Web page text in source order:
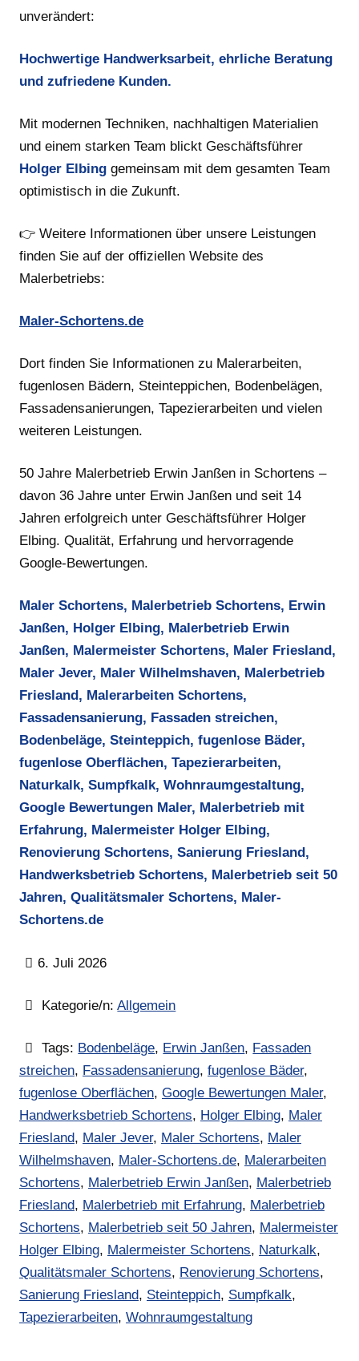
unverändert:
Hochwertige Handwerksarbeit, ehrliche Beratung
und zufriedene Kunden.
Mit modernen Techniken, nachhaltigen Materialien
und einem starken Team blickt Geschäftsführer
Holger Elbing gemeinsam mit dem gesamten Team
optimistisch in die Zukunft.
👉 Weitere Informationen über unsere Leistungen
finden Sie auf der offiziellen Website des
Malerbetriebs:
Maler-Schortens.de
Dort finden Sie Informationen zu Malerarbeiten,
fugenlosen Bädern, Steinteppichen, Bodenbelägen,
Fassadensanierungen, Tapezierarbeiten und vielen
weiteren Leistungen.
50 Jahre Malerbetrieb Erwin Janßen in Schortens –
davon 36 Jahre unter Erwin Janßen und seit 14
Jahren erfolgreich unter Geschäftsführer Holger
Elbing. Qualität, Erfahrung und hervorragende
Google-Bewertungen.
Maler Schortens, Malerbetrieb Schortens, Erwin
Janßen, Holger Elbing, Malerbetrieb Erwin
Janßen, Malermeister Schortens, Maler Friesland,
Maler Jever, Maler Wilhelmshaven, Malerbetrieb
Friesland, Malerarbeiten Schortens,
Fassadensanierung, Fassaden streichen,
Bodenbeläge, Steinteppich, fugenlose Bäder,
fugenlose Oberflächen, Tapezierarbeiten,
Naturkalk, Sumpfkalk, Wohnraumgestaltung,
Google Bewertungen Maler, Malerbetrieb mit
Erfahrung, Malermeister Holger Elbing,
Renovierung Schortens, Sanierung Friesland,
Handwerksbetrieb Schortens, Malerbetrieb seit 50
Jahren, Qualitätsmaler Schortens, Maler-
Schortens.de
6. Juli 2026
Kategorie/n:Allgemein
Tags: Bodenbeläge, Erwin Janßen, Fassaden
streichen, Fassadensanierung, fugenlose Bäder,
fugenlose Oberflächen, Google Bewertungen Maler,
Handwerksbetrieb Schortens, Holger Elbing, Maler
Friesland, Maler Jever, Maler Schortens, Maler
Wilhelmshaven, Maler-Schortens.de, Malerarbeiten
Schortens, Malerbetrieb Erwin Janßen, Malerbetrieb
Friesland, Malerbetrieb mit Erfahrung, Malerbetrieb
Schortens, Malerbetrieb seit 50 Jahren, Malermeister
Holger Elbing, Malermeister Schortens, Naturkalk,
Qualitätsmaler Schortens, Renovierung Schortens,
Sanierung Friesland, Steinteppich, Sumpfkalk,
Tapezierarbeiten, Wohnraumgestaltung